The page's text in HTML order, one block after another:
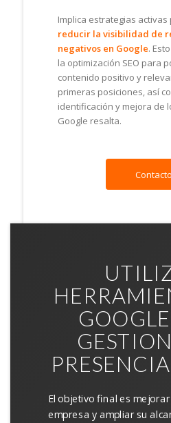
Implica estrategias activas
reducir la visibilidad de
negativos en Google.
la optimización SEO para
contenido positivo y
primeras posiciones, así
identificación y mejora de
Google resalta.
Contacto
El objetivo final es
empresa y ampliar su